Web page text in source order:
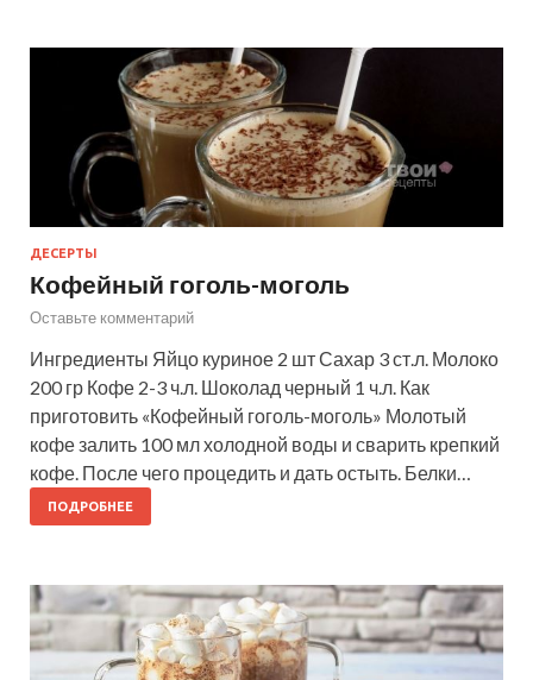
ДЕСЕРТЫ
Кофейный гоголь-моголь
Оставьте комментарий
Ингредиенты Яйцо куриное 2 шт Сахар 3 ст.л. Молоко
200 гр Кофе 2-3 ч.л. Шоколад черный 1 ч.л. Как
приготовить «Кофейный гоголь-моголь» Молотый
кофе залить 100 мл холодной воды и сварить крепкий
кофе. После чего процедить и дать остыть. Белки…
ПОДРОБНЕЕ